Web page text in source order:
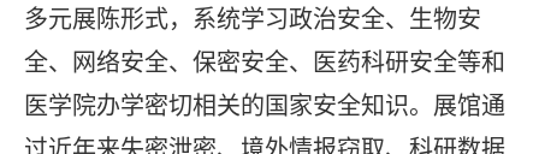
多元展陈形式，系统学习政治安全、生物安
全、网络安全、保密安全、医药科研安全等和
医学院办学密切相关的国家安全知识。展馆通